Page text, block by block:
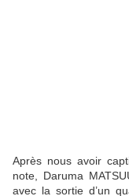
Après nous avoir
note, Daruma
avec la sortie d’un